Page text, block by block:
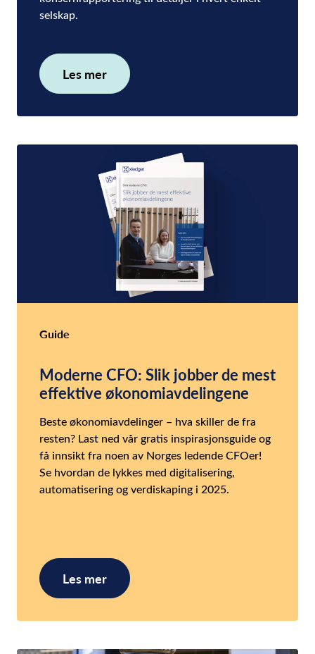
selskap.
Les mer
Guide
Moderne CFO: Slik jobber de mest
effektive økonomiavdelingene
Beste økonomiavdelinger – hva skiller de fra
resten? Last ned vår gratis inspirasjonsguide og
få innsikt fra noen av Norges ledende CFOer!
Se hvordan de lykkes med digitalisering,
automatisering og verdiskaping i 2025.
Les mer